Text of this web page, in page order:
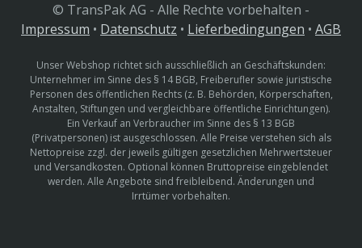
© TransPak AG - Alle Rechte vorbehalten -
Impressum • Datenschutz • Lieferbedingungen • AGB
Unser Webshop richtet sich ausschließlich an Geschäftskunden:
Unternehmer im Sinne des § 14 BGB, Freiberufler sowie juristische
Personen des öffentlichen Rechts (z. B. Behörden, Körperschaften,
Anstalten, Stiftungen und vergleichbare öffentliche Einrichtungen).
Ein Verkauf an Verbraucher im Sinne des § 13 BGB
(Privatpersonen) ist ausgeschlossen. Alle Preise verstehen sich als
Nettopreise zzgl. der jeweils gültigen gesetzlichen Mehrwertsteuer
und Versandkosten. Optional können Bruttopreise eingeblendet
werden. Alle Angebote sind freibleibend. Änderungen und
Irrtümer vorbehalten.